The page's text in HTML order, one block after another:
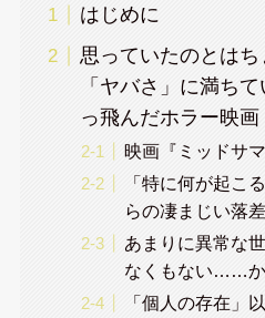
はじめに
思っていたのとは
「ヤバさ」に満ち
っ飛んだホラー映画
映画『ミッドサ
「特に何が起こ
らの凄まじい落差
あまりに異常な
なくもない……か
「個人の存在」